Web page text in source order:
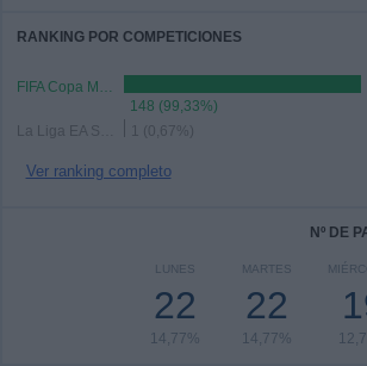
RANKING POR COMPETICIONES
FIFA Copa Mundial 2026
148 (99,33%)
1 (0,67%)
Ver ranking completo
Nº DE
LUNES
22
14,77%
MARTES
22
14,77%